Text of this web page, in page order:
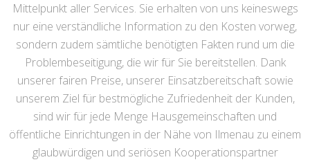
Mittelpunkt aller Services. Sie erhalten von uns keineswegs
nur eine verständliche Information zu den Kosten vorweg,
sondern zudem sämtliche benötigten Fakten rund um die
Problembeseitigung, die wir für Sie bereitstellen. Dank
unserer fairen Preise, unserer Einsatzbereitschaft sowie
unserem Ziel für bestmögliche Zufriedenheit der Kunden,
sind wir für jede Menge Hausgemeinschaften und
öffentliche Einrichtungen in der Nähe von Ilmenau zu einem
glaubwürdigen und seriösen Kooperationspartner